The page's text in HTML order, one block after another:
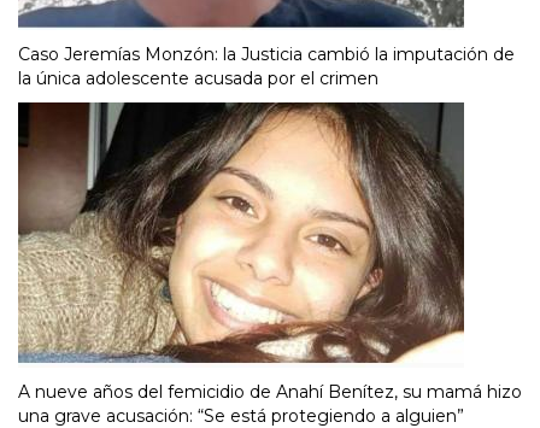
Caso Jeremías Monzón: la Justicia cambió la imputación de
la única adolescente acusada por el crimen
A nueve años del femicidio de Anahí Benítez, su mamá hizo
una grave acusación: “Se está protegiendo a alguien”